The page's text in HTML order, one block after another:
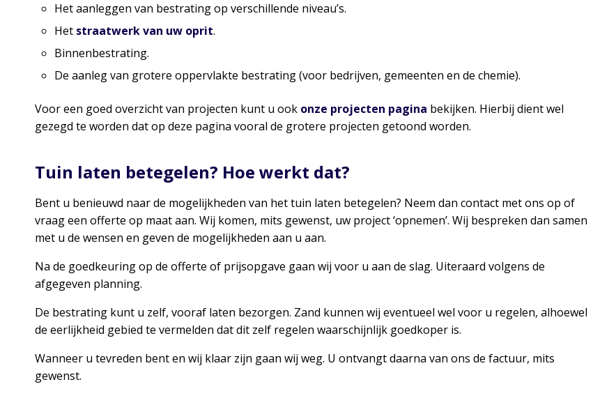
Het aanleggen van bestrating op verschillende niveau’s.
Het straatwerk van uw oprit.
Binnenbestrating.
De aanleg van grotere oppervlakte bestrating (voor bedrijven, gemeenten en de chemie).
Voor een goed overzicht van projecten kunt u ook onze projecten pagina bekijken. Hierbij dient wel
gezegd te worden dat op deze pagina vooral de grotere projecten getoond worden.
Tuin laten betegelen? Hoe werkt dat?
Bent u benieuwd naar de mogelijkheden van het tuin laten betegelen? Neem dan contact met ons op of
vraag een offerte op maat aan. Wij komen, mits gewenst, uw project ‘opnemen’. Wij bespreken dan samen
met u de wensen en geven de mogelijkheden aan u aan.
Na de goedkeuring op de offerte of prijsopgave gaan wij voor u aan de slag. Uiteraard volgens de
afgegeven planning.
De bestrating kunt u zelf, vooraf laten bezorgen. Zand kunnen wij eventueel wel voor u regelen, alhoewel
de eerlijkheid gebied te vermelden dat dit zelf regelen waarschijnlijk goedkoper is.
Wanneer u tevreden bent en wij klaar zijn gaan wij weg. U ontvangt daarna van ons de factuur, mits
gewenst.